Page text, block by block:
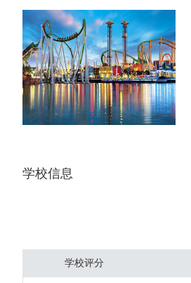
学校信息
学校评分